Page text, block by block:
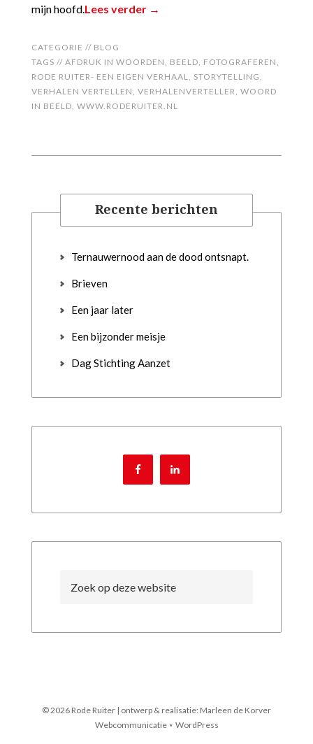
mijn hoofd.Lees verder →
CATEGORIE // BLOG
TAGS // AFDRUK IN WOORDEN, BEELD, FOTOGRAFEREN,
RODE RUITER- EEN EIGEN VERHAAL, STORYTELLING,
VERHALEN VERTELLEN, VERHALENVERTELLER, WOORD
IN BEELD, WWW.RODERUITER.NL
Recente berichten
Ternauwernood aan de dood ontsnapt.
Brieven
Een jaar later
Een bijzonder meisje
Dag Stichting Aanzet
© 2026 Rode Ruiter | ontwerp & realisatie: Marleen de Korver
Webcommunicatie ⋆ WordPress